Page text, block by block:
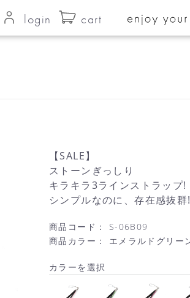
login cart
【SALE】
ストーンぎっしり
キラキラ3ラインストラップ!
シンプルなのに、存在感抜群!
商品コード： S-06B09
商品カラー： エメラルドグリー
カラーを選択